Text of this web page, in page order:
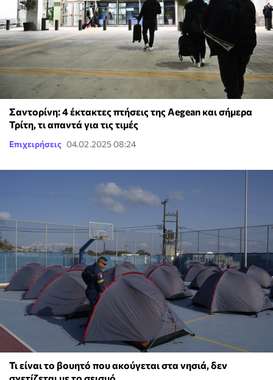
Σαντορίνη: 4 έκτακτες πτήσεις της Aegean και σήμερα
Τρίτη, τι απαντά για τις τιμές
Επιχειρήσεις 04.02.2025 08:24
Τι είναι το βουητό που ακούγεται στα νησιά, δεν